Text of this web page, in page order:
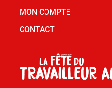
MON COMPTE
CONTACT